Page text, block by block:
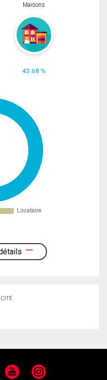
Maisons
43.68 %
YouTube Instagram